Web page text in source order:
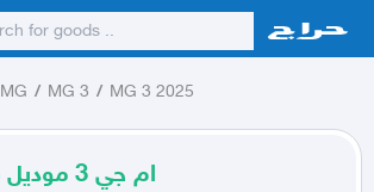
MG / MG 3 / MG 3 2025
ام جي 3 موديل 2025 استاندر